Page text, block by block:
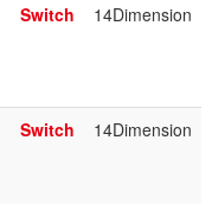
Switch 14Dimension
Switch 14Dimension